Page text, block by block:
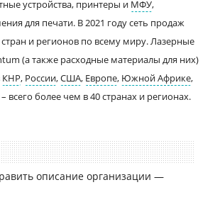
устройства, принтеры и МФУ,
для печати. В 2021 году сеть продаж
и регионов по всему миру. Лазерные
(а также расходные материалы для них)
КНР, России,США, Европе, Южной Африке,
– всего более чем в 40 странах и регионах.
описание организации —